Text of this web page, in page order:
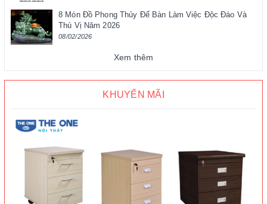
8 Món Đồ Phong Thủy Để Bàn Làm Việc Độc Đáo Và
Thú Vị Năm 2026
08/02/2026
Xem thêm
KHUYẾN MÃI